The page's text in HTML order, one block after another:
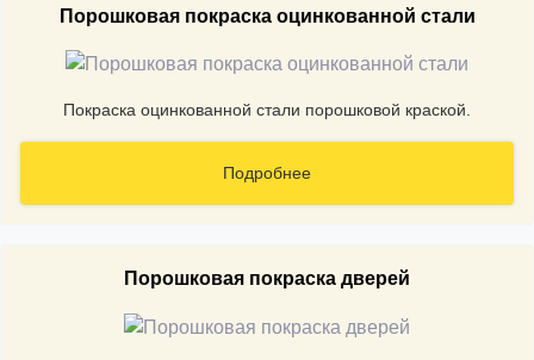
Порошковая покраска оцинкованной стали
Покраска оцинкованной стали порошковой краской.
Подробнее
Порошковая покраска дверей